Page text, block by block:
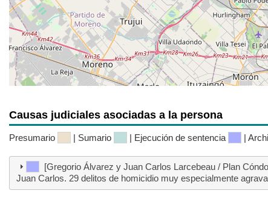
Causas judiciales asociadas a la persona
Presumario | Sumario | Ejecución de sentencia |
[Gregorio Álvarez y Juan Carlos Larcebeau / Plan
Juan Carlos. 29 delitos de homicidio muy especialmente